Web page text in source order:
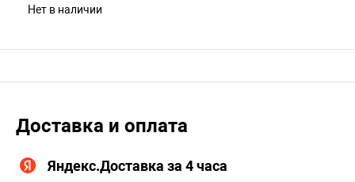
Нет в наличии
Доставка и оплата
Яндекс.Доставка за 4 часа